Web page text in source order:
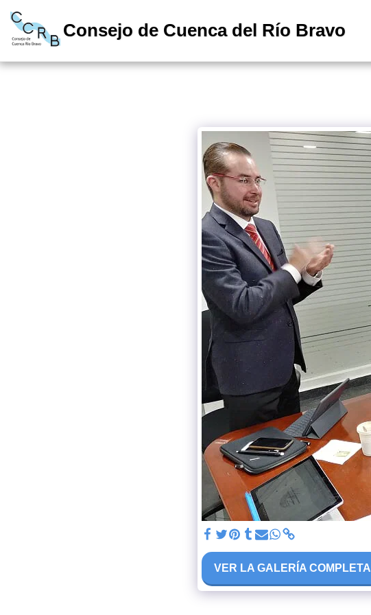
Consejo de Cuenca del Río Bravo
VER LA GALERÍA COMPLETA